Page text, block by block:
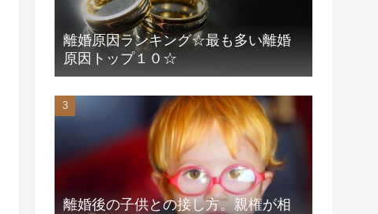
離婚原因ランキング☆最も多い離婚
原因トップ１０☆
離婚後の子供との接し方。親権が相